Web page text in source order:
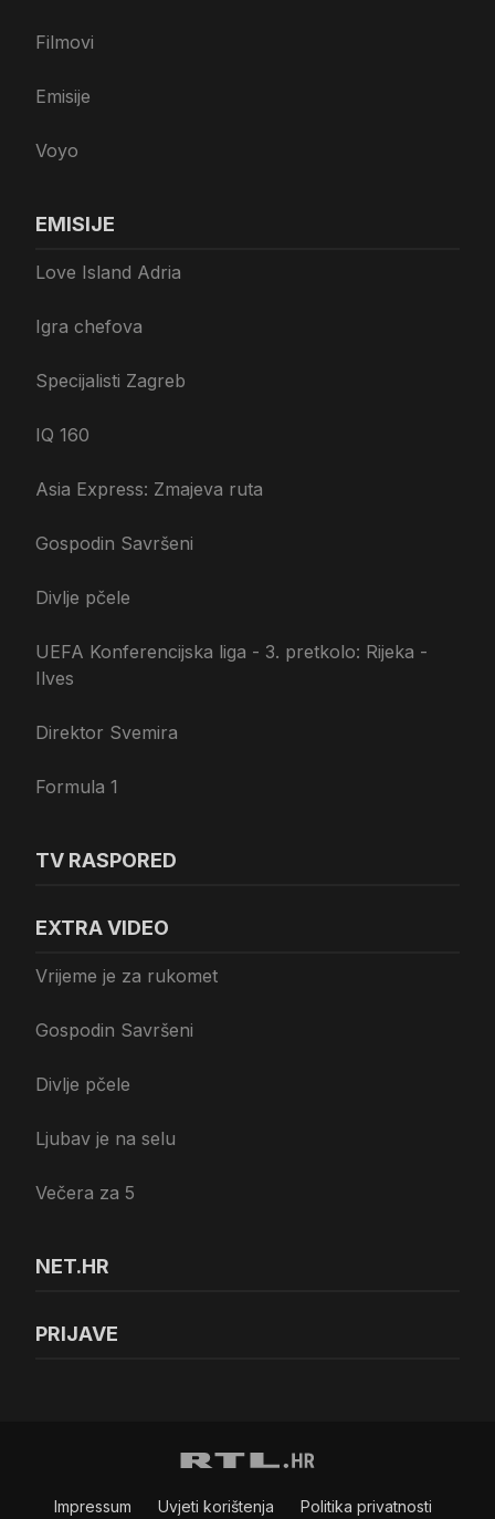
Filmovi
Emisije
Voyo
EMISIJE
Love Island Adria
Igra chefova
Specijalisti Zagreb
IQ 160
Asia Express: Zmajeva ruta
Gospodin Savršeni
Divlje pčele
UEFA Konferencijska liga - 3. pretkolo: Rijeka -
Ilves
Direktor Svemira
Formula 1
TV RASPORED
EXTRA VIDEO
Vrijeme je za rukomet
Gospodin Savršeni
Divlje pčele
Ljubav je na selu
Večera za 5
NET.HR
PRIJAVE
Impressum Uvjeti korištenja Politika privatnosti